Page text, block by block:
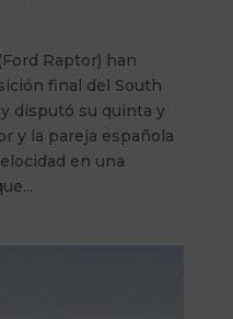
Raptor) han
final del South
disputó su quinta y
y la pareja española
en una